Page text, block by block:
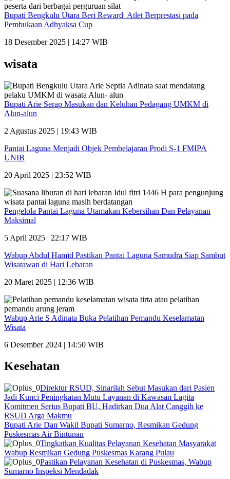
Bupati Bengkulu Utara Beri Reward Atlet Berprestasi pada
Pembukaan Adhyaksa Cup
18 Desember 2025 | 14:27 WIB
wisata
Bupati Arie Serap Masukan dan Keluhan Pedagang UMKM di
Alun-alun
2 Agustus 2025 | 19:43 WIB
Pantai Laguna Menjadi Objek Pembelajaran Prodi S-1 FMIPA
UNIB
20 April 2025 | 23:52 WIB
Pengelola Pantai Laguna Utamakan Kebersihan Dan Pelayanan
Maksimal
5 April 2025 | 22:17 WIB
Wabup Abdul Hamid Pastikan Pantai Laguna Samudra Siap Sambut
Wisatawan di Hari Lebaran
20 Maret 2025 | 12:36 WIB
Wabup Arie S Adinata Buka Pelatihan Pemandu Keselamatan
Wisata
6 Desember 2024 | 14:50 WIB
Kesehatan
Direktur RSUD, Sinarilah Sebut Masukan dari Pasien
Jadi Kunci Peningkatan Mutu Layanan di Kawasan Lagita
Komitmen Serius Bupati BU, Hadirkan Dua Alat Canggih ke
RSUD Arga Makmu
Bupati Arie Dan Wakil Bupati Sumarno, Resmikan Gedung
Puskesmas Air Bintunan
Tingkatkan Kualitas Pelayanan Kesehatan Masyarakat
Wabup Resmikan Gedung Puskesmas Karang Pulau
Pastikan Pelayanan Kesehatan di Puskesmas, Wabup
Sumarno Inspeksi Mendadak